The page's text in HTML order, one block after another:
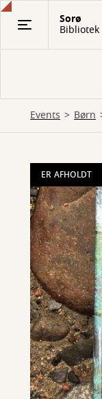
Gå
Sorø
Events Børn
ER AFHOLDT